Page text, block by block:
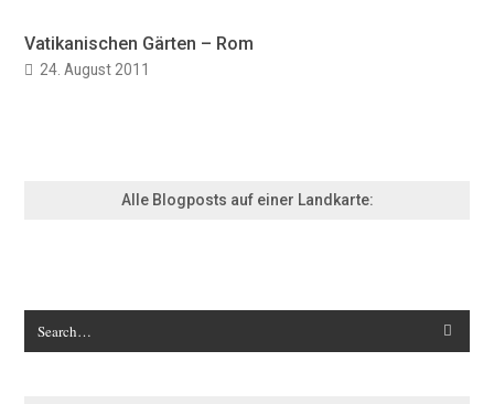
Vatikanischen Gärten – Rom
24. August 2011
Alle Blogposts auf einer Landkarte: